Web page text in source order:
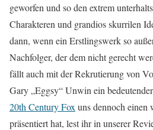
geworfen und so den extrem
Charakteren und grandios skurrilen
dann, wenn ein Erstlingswerk so
Nachfolger, der dem nicht gerecht
fällt auch mit der Rekrutierung von
Gary „Eggsy“ Unwin ein
20th Century Fox uns dennoch
präsentiert hat, lest ihr in unserer